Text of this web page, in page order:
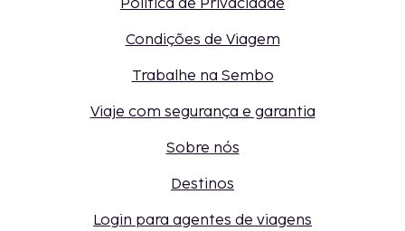
Política de Privacidade
Condições de Viagem
Trabalhe na Sembo
Viaje com segurança e garantia
Sobre nós
Destinos
Login para agentes de viagens